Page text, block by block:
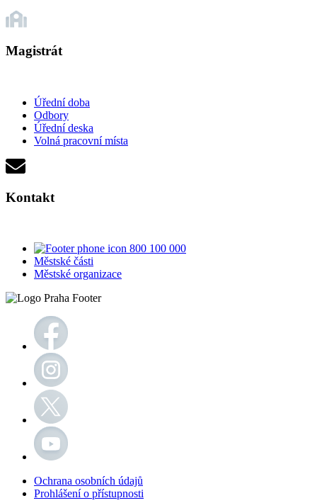
Magistrát
Úřední doba
Odbory
Úřední deska
Volná pracovní místa
Kontakt
800 100 000
Městské části
Městské organizace
Ochrana osobních údajů
Prohlášení o přístupnosti